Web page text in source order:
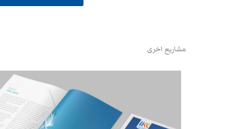
مشاريع اخرى